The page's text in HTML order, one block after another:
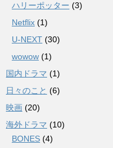
ハリーポッター (3)
Netflix (1)
U-NEXT (30)
wowow (1)
国内ドラマ (1)
日々のこと (6)
映画 (20)
海外ドラマ (10)
BONES (4)